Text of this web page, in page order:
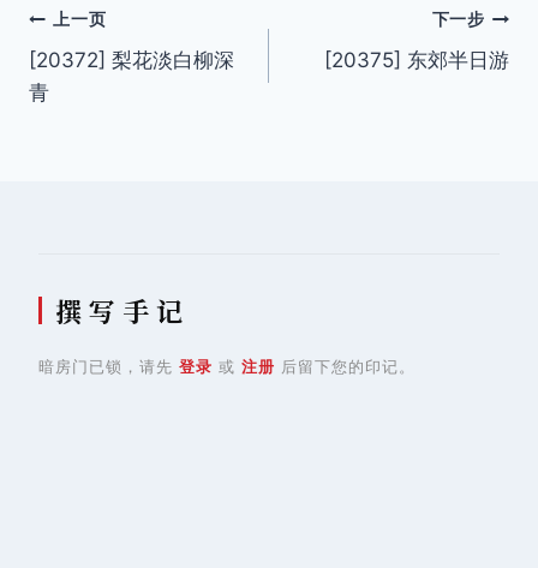
文
章
上一页
[20372] 梨花淡白柳深
青
下一步
[20375] 东郊半日游
撰 写 手 记
暗房门已锁，请先 登录 或 注册 后留下您的印记。